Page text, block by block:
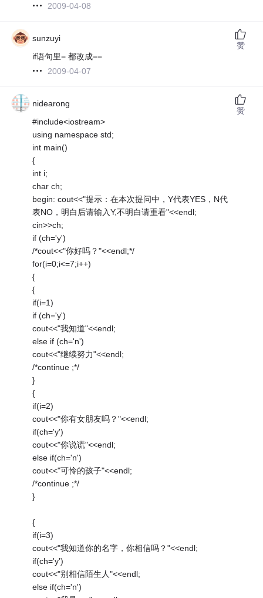
2009-04-08
sunzuyi
if语句里= 都改成==
2009-04-07
赞
nidearong
#include<iostream>
using namespace std;
int main()
{
int i;
char ch;
begin: cout<<"提示：在本次提问中，Y代表YES，N代
表NO，明白后请输入Y,不明白请重看"<<endl;
cin>>ch;
if (ch='y')
/*cout<<"你好吗？"<<endl;*/
for(i=0;i<=7;i++)
{
{
if(i=1)
if (ch='y')
cout<<"我知道"<<endl;
else if (ch='n')
cout<<"继续努力"<<endl;
/*continue ;*/
}
{
if(i=2)
cout<<"你有女朋友吗？"<<endl;
if(ch='y')
cout<<"你说谎"<<endl;
else if(ch='n')
cout<<"可怜的孩子"<<endl;
/*continue ;*/
}
{
if(i=3)
cout<<"我知道你的名字，你相信吗？"<<endl;
if(ch='y')
cout<<"别相信陌生人"<<endl;
else if(ch='n')
赞